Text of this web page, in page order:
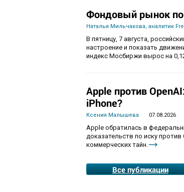
Фондовый рынок
Наталья Мильчакова, аналитик
В пятницу, 7 августа,
настроение и показать
индекс Мосбиржи вырос на
Apple против
iPhone?
Ксения Малышева 07.08.2026
Apple обратилась в
доказательств по иску
коммерческих тайн.
Все публикации